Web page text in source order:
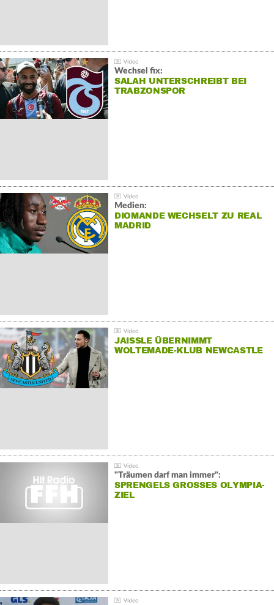
Wechsel fix:
SALAH UNTERSCHREIBT BEI
TRABZONSPOR
Medien:
DIOMANDE WECHSELT ZU REAL
MADRID
JAISSLE ÜBERNIMMT
WOLTEMADE-KLUB NEWCASTLE
"Träumen darf man immer":
SPRENGELS GROSSES OLYMPIA-Z
IEL